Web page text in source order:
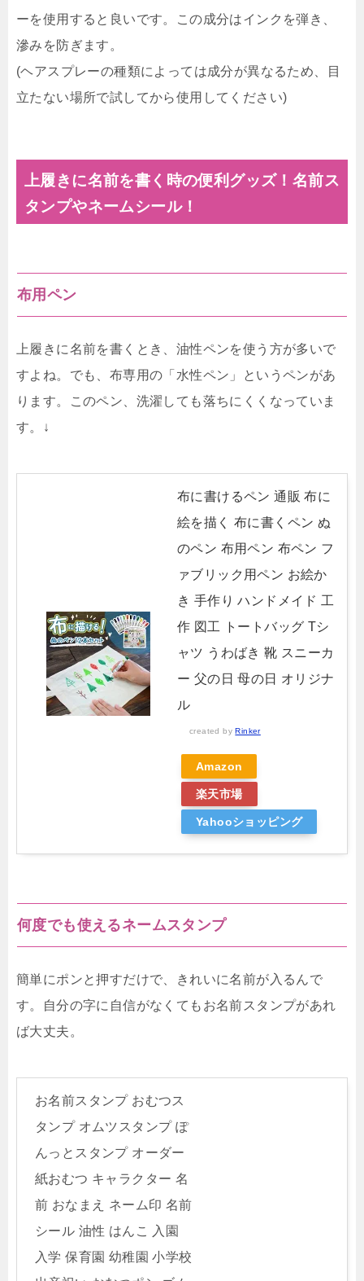
ーを使用すると良いです。この成分はインクを弾き、
滲みを防ぎます。
(ヘアスプレーの種類によっては成分が異なるため、目
立たない場所で試してから使用してください)
上履きに名前を書く時の便利グッズ！名前ス
タンプやネームシール！
布用ペン
上履きに名前を書くとき、油性ペンを使う方が多いで
すよね。でも、布専用の「水性ペン」というペンがあ
ります。このペン、洗濯しても落ちにくくなっていま
す。↓
布に書けるペン 通販 布に
絵を描く 布に書くペン ぬ
のペン 布用ペン 布ペン フ
ァブリック用ペン お絵か
き 手作り ハンドメイド 工
作 図工 トートバッグ Tシ
ャツ うわばき 靴 スニーカ
ー 父の日 母の日 オリジナ
ル
created byRinker
Amazon
楽天市場
Yahooショッピング
何度でも使えるネームスタンプ
簡単にポンと押すだけで、きれいに名前が入るんで
す。自分の字に自信がなくてもお名前スタンプがあれ
ば大丈夫。
お名前スタンプ おむつス
タンプ オムツスタンプ ぽ
んっとスタンプ オーダー
紙おむつ キャラクター 名
前 おなまえ ネーム印 名前
シール 油性 はんこ 入園
入学 保育園 幼稚園 小学校